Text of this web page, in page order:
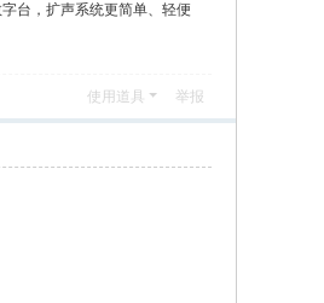
台，扩声系统更简单、轻便
使用道具 举报